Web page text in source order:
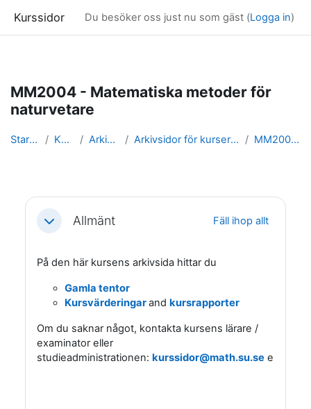
Kurssidor Du besöker oss just nu som gäst (Logga in)
MM2004 - Matematiska metoder för
naturvetare
Startsida Kurser Arkivsidor Arkivsidor för kurser i Matematik MM2004_arkiv
Fäll ihopAllmänt Fäll ihop allt
På den här kursens arkivsida hittar du
Gamla tentor
Kursvärderingarand kursrapporter
Om du saknar något, kontakta kursens lärare /
examinator eller
studieadministrationen: kurssidor@math.su.se eller